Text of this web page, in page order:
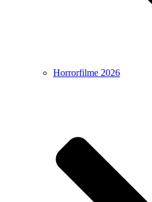
Horrorfilme 2026